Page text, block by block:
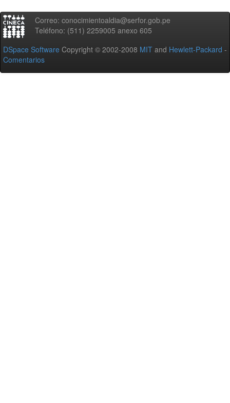
Correo: conocimientoaldia@serfor.gob.pe
Teléfono: (511) 2259005 anexo 605
DSpace Software Copyright © 2002-2008 MIT and Hewlett-Packard -
Comentarios